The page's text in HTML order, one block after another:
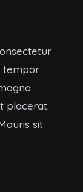
tempor
placerat.
sit